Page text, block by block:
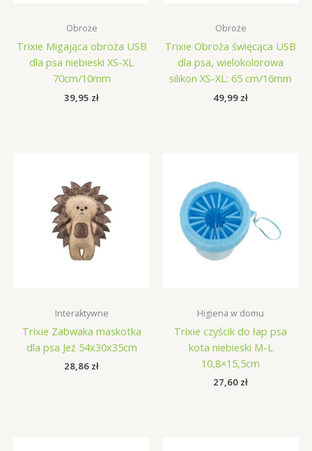
Obroże
Trixie Migająca obroża USB
dla psa niebieski XS-XL
70cm/10mm
39,95 zł
Obroże
Trixie Obroża święcąca USB
dla psa, wielokolorowa
silikon XS-XL: 65 cm/16mm
49,99 zł
Interaktywne
Trixie Zabwaka maskotka
dla psa Jeż 54x30x35cm
28,86 zł
Higiena w domu
Trixie czyścik do łap psa
kota niebieski M-L
10,8×15,5cm
27,60 zł